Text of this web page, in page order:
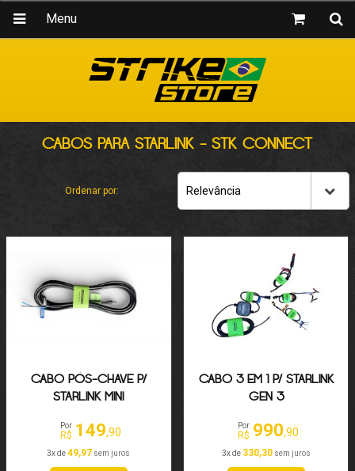
Menu
CABOS PARA STARLINK - STK CONNECT
Ordenar por: Relevância
CABO PÓS-CHAVE P/
STARLINK MINI
Por
R$ 149,90
3x de49,97 sem juros
CABO 3 EM 1 P/ STARLINK
GEN 3
Por
R$ 990,90
3x de 330,30sem juros